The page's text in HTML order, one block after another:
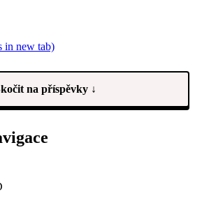
in new tab)
na příspěvky ↓